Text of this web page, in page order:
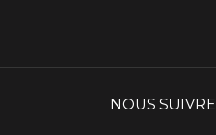
NOUS SUIVRE